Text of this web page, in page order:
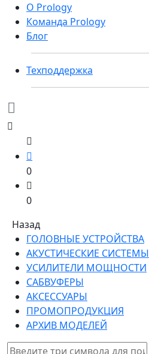
О Prology
Команда Prology
Блог
Техподдержка
0
0
Назад
ГОЛОВНЫЕ УСТРОЙСТВА
АКУСТИЧЕСКИЕ СИСТЕМЫ
УСИЛИТЕЛИ МОЩНОСТИ
САБВУФЕРЫ
АКСЕССУАРЫ
ПРОМОПРОДУКЦИЯ
АРХИВ МОДЕЛЕЙ